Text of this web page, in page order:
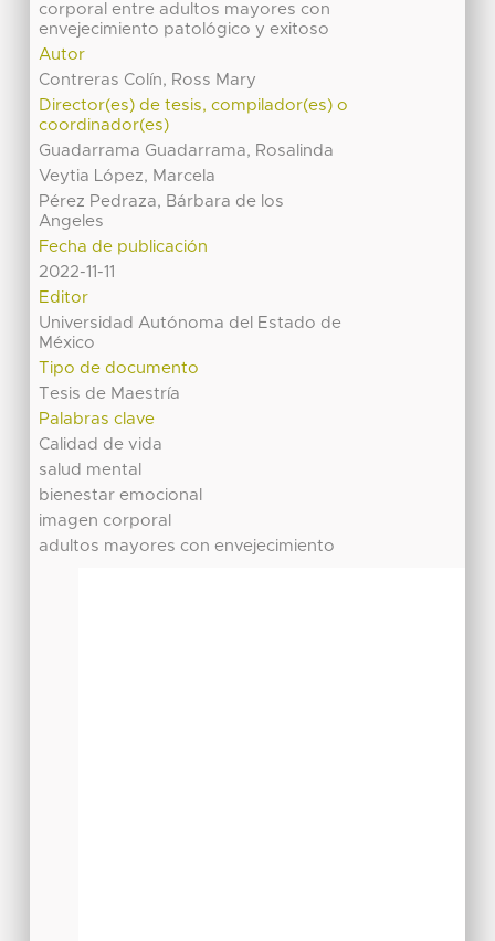
corporal entre adultos mayores con
envejecimiento patológico y exitoso
Autor
Contreras Colín, Ross Mary
Director(es) de tesis, compilador(es) o
coordinador(es)
Guadarrama Guadarrama, Rosalinda
Veytia López, Marcela
Pérez Pedraza, Bárbara de los
Angeles
Fecha de publicación
2022-11-11
Editor
Universidad Autónoma del Estado de
México
Tipo de documento
Tesis de Maestría
Palabras clave
Calidad de vida
salud mental
bienestar emocional
imagen corporal
adultos mayores con envejecimiento